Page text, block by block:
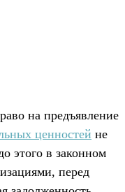
на предъявление
ценностей не
этого в законном
перед